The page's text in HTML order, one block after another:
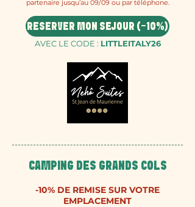
partenaire jusqu’au 09/09 ou par téléphone.
RÉSERVER MON SÉJOUR (-10%)
AVEC LE CODE : LITTLEITALY26
CAMPING DES GRANDS COLS
-10% DE REMISE SUR VOTRE
EMPLACEMENT